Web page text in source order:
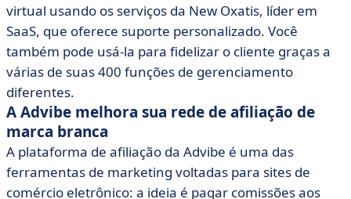
virtual usando os serviços da New Oxatis, líder em
SaaS, que oferece suporte personalizado. Você
também pode usá-la para fidelizar o cliente graças a
várias de suas 400 funções de gerenciamento
diferentes.
A Advibe melhora sua rede de afiliação de
marca branca
A plataforma de afiliação da Advibe é uma das
ferramentas de marketing voltadas para sites de
comércio eletrônico: a ideia é pagar comissões aos